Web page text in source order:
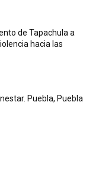
de Tapachula a
hacia las
Puebla, Puebla